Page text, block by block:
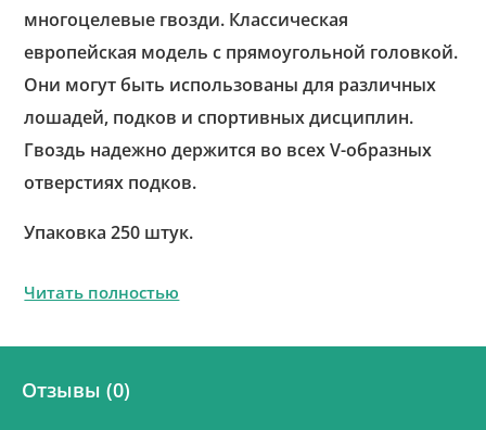
многоцелевые гвозди. Классическая
европейская модель с прямоугольной головкой.
Они могут быть использованы для различных
лошадей, подков и спортивных дисциплин.
Гвоздь надежно держится во всех V-образных
отверстиях подков.
Упаковка 250 штук.
Читать полностью
Отзывы (0)